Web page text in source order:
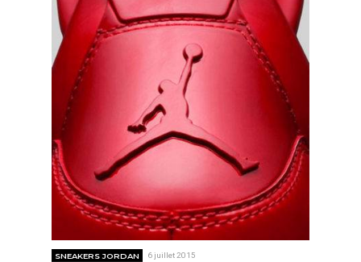
SNEAKERS JORDAN 6 juillet 2015